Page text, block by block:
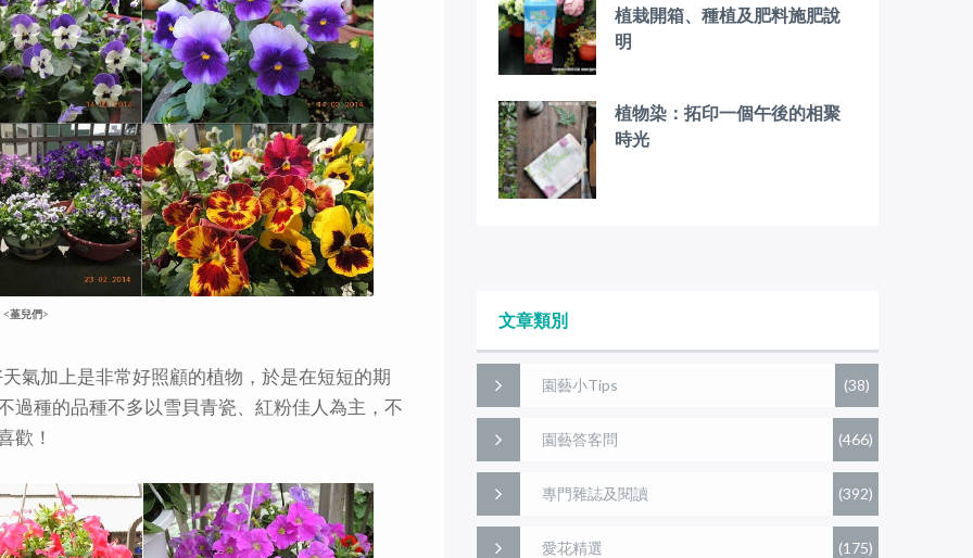
<堇兒們>
氣加上是非常好照顧的植物，於是在短短的期
過種的品種不多以雪貝青瓷、紅粉佳人為主，不
歡！
植栽開箱、種植及肥料施肥說
明
植物染：拓印一個午後的相聚
時光
文章類別
園藝小Tips (38)
園藝答客問 (466)
專門雜誌及閱讀 (392)
愛花精選 (175)